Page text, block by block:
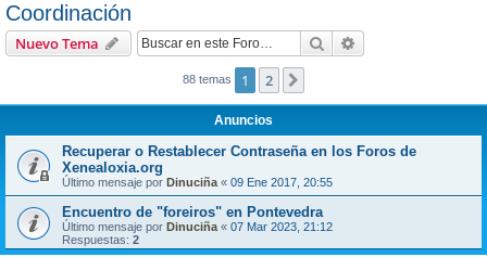
Coordinación
Nuevo Tema Buscar
88 temas 1 2
Anuncios
Recuperar o Restablecer Contraseña en los Foros de
Xenealoxia.org
Último mensaje por Dinuciña « 09 Ene 2017, 20:55
Encuentro de "foreiros" en Pontevedra
Último mensaje por Dinuciña « 07 Mar 2023, 21:12
Respuestas: 2